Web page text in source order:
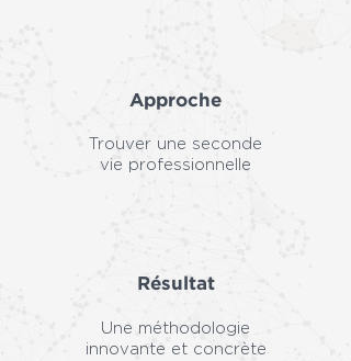
Approche
Trouver une seconde
vie professionnelle
Résultat
Une méthodologie
innovante et concrète